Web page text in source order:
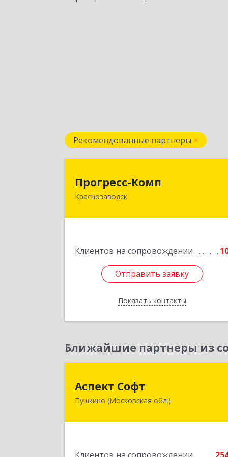
Рекомендованные партнеры
Прогресс-Комп
Краснозаводск
Клиентов на сопровождении
Отправить заявку
Показать контакты
141321, Московская обл, Сергиево-
Отправить заявку
Назад
Ближайшие партнеры из
Аспект Софт
Пушкино (Московская обл.)
141205, Московская обл, Пушкинский